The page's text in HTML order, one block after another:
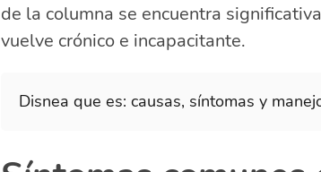
de la columna se encuentra
vuelve crónico e incapacitante.
Disnea que es: causas, síntomas y